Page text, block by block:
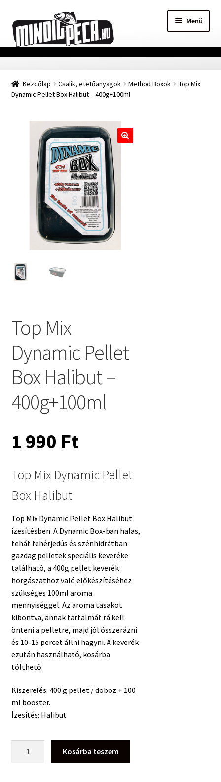
a
navigációhoz
a
tartalomba
Menü
Főoldal
Adatvédelmi nyilatkozat
Szállítási Információ
Kapcsolat
Mohosz Versenynaptár 2025
Kezdőlap Csalik, etetőanyagok Method Boxok
Top Mix
Dynamic Pellet Box Halibut – 400g+100ml
Top Mix
Dynamic Pellet
Box Halibut –
400g+100ml
1 990 Ft
Top Mix Dynamic Pellet
Box Halibut
Top Mix Dynamic Pellet Box Halibut
ízesítésben. A Dynamic Box-ban halas,
tehát fehérjedús és szénhidrátban
gazdag pelletek speciális keveréke
található, a 400g pellet keverék
horgászathoz való előkészítéséhez
szükséges 100ml aroma
mennyiséggel. Az aroma tasakot
kibontva, annak tartalmát rá kell
önteni a pelletre, majd jól összerázni
és 10-15 percet állni hagyni. A keverék
ezután használható, kosárba
tölthető.
Kiszerelés: 400 g pellet / doboz + 100
ml booster.
Ízesítés: Halibut
Kosárba teszem